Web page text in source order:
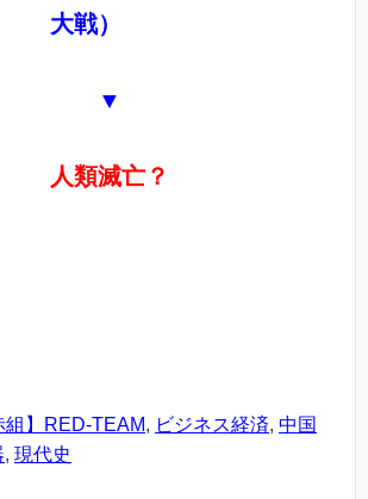
大戦）
▼
人類滅亡？
組】RED-TEAM, ビジネス経済, 中国
, 現代史